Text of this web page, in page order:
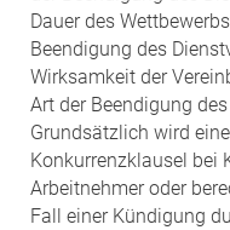
Dauer des
Beendigung des
Wirksamkeit der
Art der Beendigung
Grundsätzlich wird
Konkurrenzklausel bei
Arbeitnehmer oder
Fall einer Kündigung